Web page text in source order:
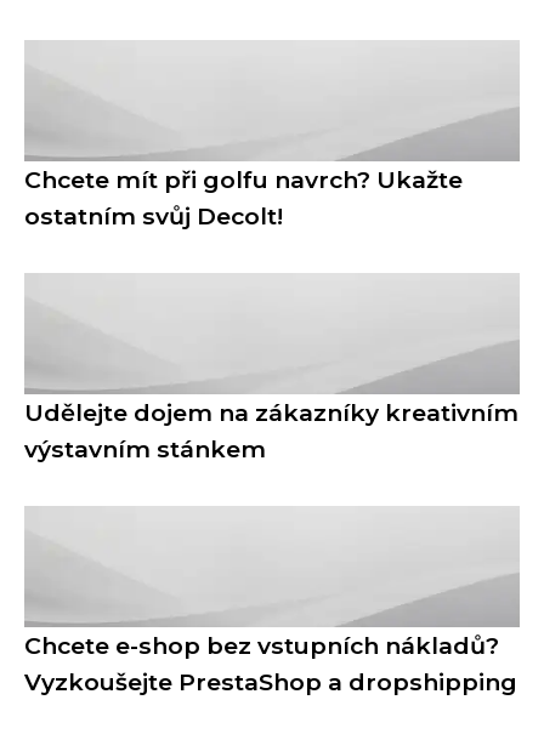
Chcete mít při golfu navrch? Ukažte
ostatním svůj Decolt!
Udělejte dojem na zákazníky kreativním
výstavním stánkem
Chcete e-shop bez vstupních nákladů?
Vyzkoušejte PrestaShop a dropshipping